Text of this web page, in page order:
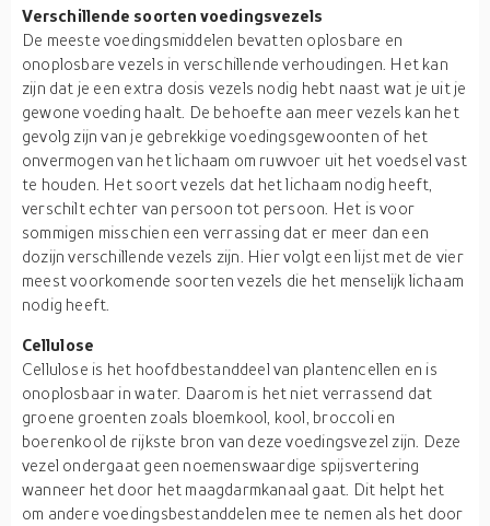
Verschillende soorten voedingsvezels
De meeste voedingsmiddelen bevatten oplosbare en
onoplosbare vezels in verschillende verhoudingen. Het kan
zijn dat je een extra dosis vezels nodig hebt naast wat je uit je
gewone voeding haalt. De behoefte aan meer vezels kan het
gevolg zijn van je gebrekkige voedingsgewoonten of het
onvermogen van het lichaam om ruwvoer uit het voedsel vast
te houden. Het soort vezels dat het lichaam nodig heeft,
verschilt echter van persoon tot persoon. Het is voor
sommigen misschien een verrassing dat er meer dan een
dozijn verschillende vezels zijn. Hier volgt een lijst met de vier
meest voorkomende soorten vezels die het menselijk lichaam
nodig heeft.
Cellulose
Cellulose is het hoofdbestanddeel van plantencellen en is
onoplosbaar in water. Daarom is het niet verrassend dat
groene groenten zoals bloemkool, kool, broccoli en
boerenkool de rijkste bron van deze voedingsvezel zijn. Deze
vezel ondergaat geen noemenswaardige spijsvertering
wanneer het door het maagdarmkanaal gaat. Dit helpt het
om andere voedingsbestanddelen mee te nemen als het door